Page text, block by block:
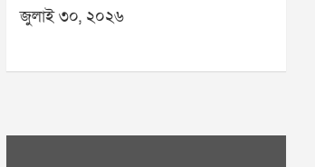
চেক দিয়েছিলেন। কিন্তু সেই তিনটি চেকই
বাউন্স করেছে বলে অভিযোগ। এই ঘটনায়
নতুন করে উদ্বেগ তৈরি হয়েছে।ক্লাব সূত্রে
দেওয়া হয়েছিল। কিন্তু ব্যাঙ্কে জমা দেওয়ার
জুলাই ৩০, ২০২৬